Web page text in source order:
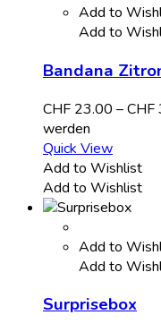
Add to
Add to
Bandana
CHF 23.00 –CHF
werden
Quick View
Add to Wishlist
Add to Wishlist
Add to
Add to
Surprisebox